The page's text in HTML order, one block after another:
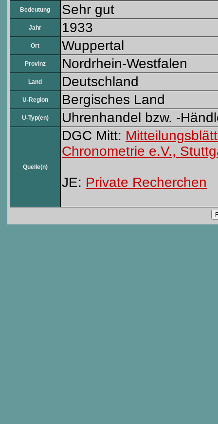
Bedeutung Sehr gut
Jahr 1933
Ort Wuppertal
Provinz Nordrhein-Westfalen
Land Deutschland
U-Region Bergisches Land
U-Typ(en) Uhrenhandel bzw. -
Quelle(n)
DGC Mitt:
Chronometrie e.V.,
JE: Private Recherchen